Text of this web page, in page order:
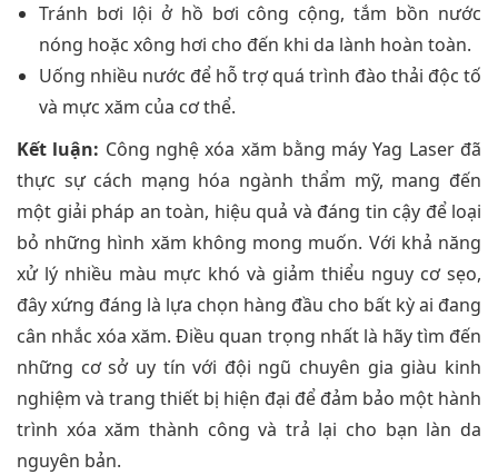
Tránh bơi lội ở hồ bơi công cộng, tắm bồn nước
nóng hoặc xông hơi cho đến khi da lành hoàn toàn.
Uống nhiều nước để hỗ trợ quá trình đào thải độc tố
và mực xăm của cơ thể.
Kết luận: Công nghệ xóa xăm bằng máy Yag Laser đã
thực sự cách mạng hóa ngành thẩm mỹ, mang đến
một giải pháp an toàn, hiệu quả và đáng tin cậy để loại
bỏ những hình xăm không mong muốn. Với khả năng
xử lý nhiều màu mực khó và giảm thiểu nguy cơ sẹo,
đây xứng đáng là lựa chọn hàng đầu cho bất kỳ ai đang
cân nhắc xóa xăm. Điều quan trọng nhất là hãy tìm đến
những cơ sở uy tín với đội ngũ chuyên gia giàu kinh
nghiệm và trang thiết bị hiện đại để đảm bảo một hành
trình xóa xăm thành công và trả lại cho bạn làn da
nguyên bản.